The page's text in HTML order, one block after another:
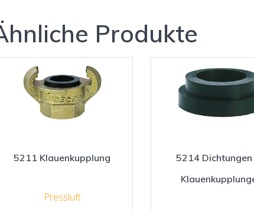
Produkte
5211 Klauenkupplung
Pressluft
5214